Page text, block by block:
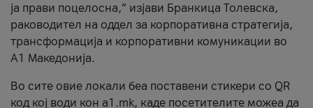
ја прави поцелосна,“ изјави Бранкица Толевска,
раководител на оддел за корпоративна стратегија,
трансформација и корпоративни комуникации во
А1 Македонија.
Во сите овие локали беа поставени стикери со QR
код кој води кон a1.mk, каде посетителите можеа да